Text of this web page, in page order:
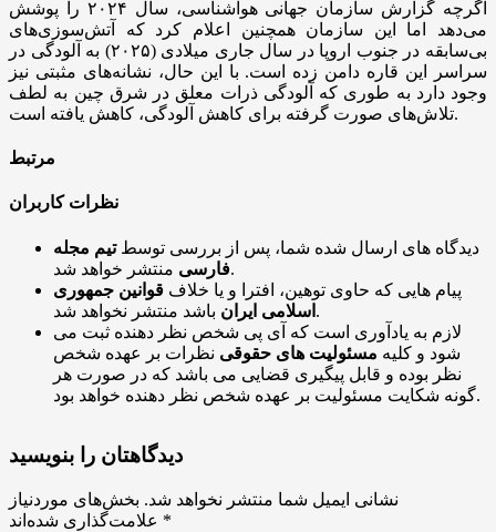
اگرچه گزارش سازمان جهانی هواشناسی، سال ۲۰۲۴ را پوشش
می‌دهد اما این سازمان همچنین اعلام کرد که آتش‌سوزی‌های
بی‌سابقه در جنوب اروپا در سال جاری میلادی (۲۰۲۵) به آلودگی در
سراسر این قاره دامن زده است. با این حال، نشانه‌های مثبتی نیز
وجود دارد به طوری که آلودگی ذرات معلق در شرق چین به لطف
تلاش‌های صورت گرفته برای کاهش آلودگی، کاهش یافته است.
مرتبط
نظرات کاربران
دیدگاه های ارسال شده شما، پس از بررسی توسطتیم مجله
فارسیمنتشر خواهد شد.
پیام هایی که حاوی توهین، افترا و یا خلاف قوانین جمهوری
اسلامی ایران باشد منتشر نخواهد شد.
لازم به یادآوری است که آی پی شخص نظر دهنده ثبت می
شود و کلیه مسئولیت های حقوقی نظرات بر عهده شخص
نظر بوده و قابل پیگیری قضایی می باشد که در صورت هر
گونه شکایت مسئولیت بر عهده شخص نظر دهنده خواهد بود.
دیدگاهتان را بنویسید
نشانی ایمیل شما منتشر نخواهد شد. بخش‌های موردنیاز
*